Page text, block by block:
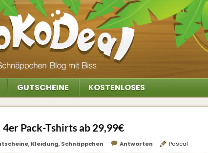
GUTSCHEINE KOSTENLOSES
Pack-Tshirts ab 29,99€
, Kleidung, Schnäppchen Antworten Pascal